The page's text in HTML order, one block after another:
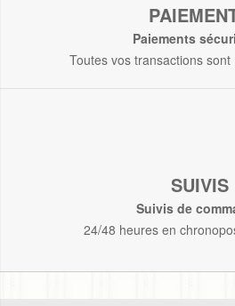
Paiements
Toutes vos transactions
SUIVIS
Suivis de
24/48 heures en